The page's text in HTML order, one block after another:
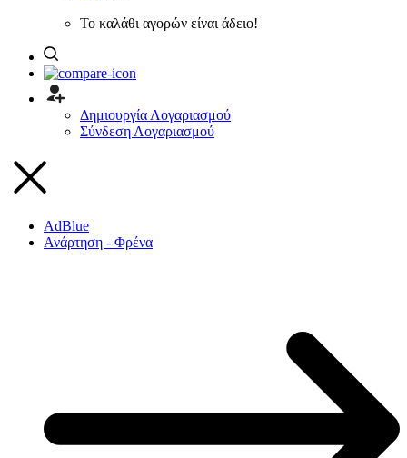
Το καλάθι αγορών είναι άδειο!
Δημιουργία Λογαριασμού
Σύνδεση Λογαριασμού
AdBlue
Ανάρτηση - Φρένα